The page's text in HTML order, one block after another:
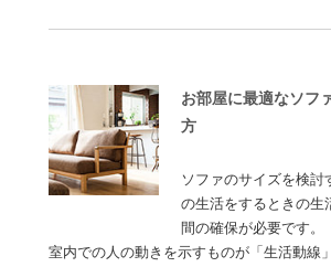
お部屋に最適なソフ
方
ソファのサイズを検討
の生活をするときの生
間の確保が必要です。
室内での人の動きを示すものが「生活動線